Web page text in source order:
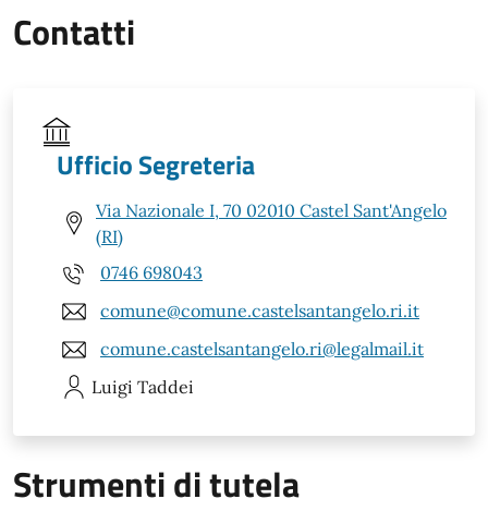
Contatti
Ufficio Segreteria
Via Nazionale I, 70 02010 Castel Sant'Angelo
(RI)
0746 698043
comune@comune.castelsantangelo.ri.it
comune.castelsantangelo.ri@legalmail.it
Luigi Taddei
Strumenti di tutela